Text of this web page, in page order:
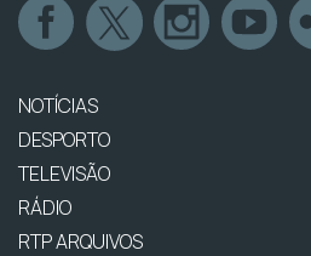
NOTÍCIAS
DESPORTO
TELEVISÃO
RÁDIO
RTP ARQUIVOS